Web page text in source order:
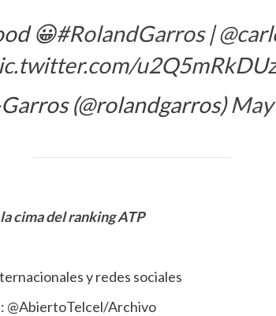
😀#RolandGarros|
(@rolandgarros)
cima del ranking ATP
y redes sociales
@AbiertoTelcel/Archivo